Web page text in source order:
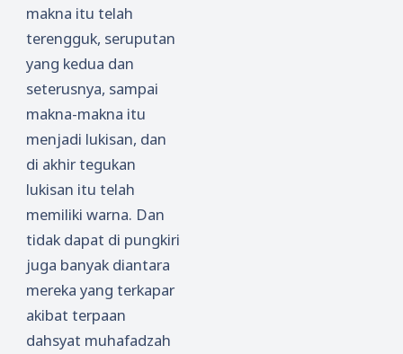
makna itu telah
terengguk, seruputan
yang kedua dan
seterusnya, sampai
makna-makna itu
menjadi lukisan, dan
di akhir tegukan
lukisan itu telah
memiliki warna. Dan
tidak dapat di pungkiri
juga banyak diantara
mereka yang terkapar
akibat terpaan
dahsyat muhafadzah